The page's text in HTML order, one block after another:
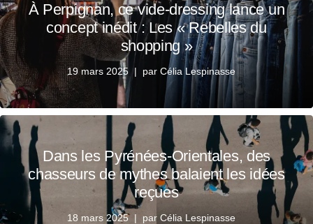
À Perpignan, ce vide-dressing lance un
concept inédit : Les « Rebelles du
shopping »
19 mars 2025 par Célia Lespinasse
Dans les Pyrénées-Orientales, des
chasseurs de mythes balaient les idées
reçues
18 mars 2025 par Célia Lespinasse